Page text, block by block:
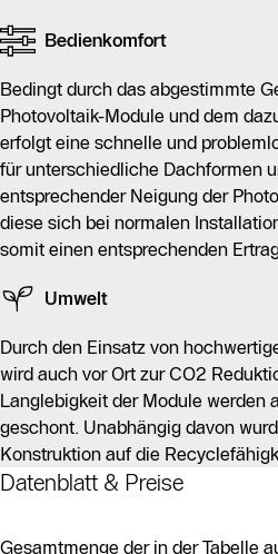
Bedienkomfort
Bedingt durch das abgestimmte
Photovoltaik-Module und dem
erfolgt eine schnelle und
für unterschiedliche Dachformen
entsprechender Neigung der
diese sich bei normalen
somit einen entsprechenden
Umwelt
Durch den Einsatz von
wird auch vor Ort zur CO2
Langlebigkeit der Module werden
geschont. Unabhängig davon
Konstruktion auf die
Datenblatt & Preise
Gesamtmenge der in der Tabelle